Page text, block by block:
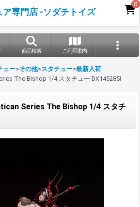
ア専門店 -ソダチトイズ
0
商品検索 ご利用案内
ュー>その他>スタチュー>最新入荷
The Bishop 1/4 スタチュー DX145285I
Series The Bishop 1/4 スタチ